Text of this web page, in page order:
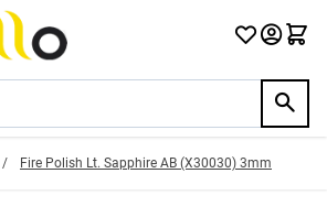
/ Fire Polish Lt. Sapphire AB (X30030) 3mm